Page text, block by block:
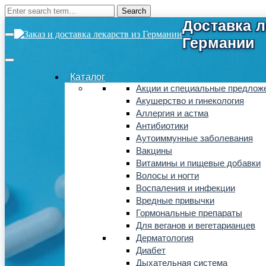
Каталог
Акции и специальные
Акушерство и гинекология
Аллергия и астма
Антибиотики
Аутоиммунные заболевания
Вакцины
Витамины и пищевые добавки
Волосы и ногти
Воспаления и инфекции
Вредные привычки
Гормональные препараты
Для веганов и вегетарианцев
Дерматология
Диабет
Дыхательная система